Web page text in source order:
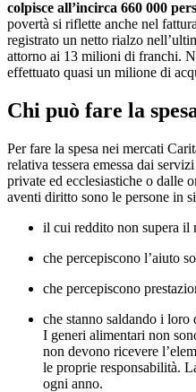
colpisce all’incirca 660 000
povertà si riflette anche nel
registrato un netto rialzo
attorno ai 13 milioni di franchi.
effettuato quasi un milione di
Chi può fare la
Per fare la spesa nei mercati
relativa tessera emessa dai
private ed ecclesiastiche o dalle
aventi diritto sono le persone in
il cui reddito non supera il
che percepiscono l’aiuto
che percepiscono
che stanno saldando i loro
I generi alimentari non
non devono ricevere
le proprie responsabilità.
ogni anno.